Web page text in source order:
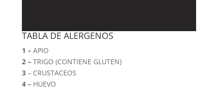
TABLA DE ALERGENOS
1 –APIO
2 –TRIGO (CONTIENE GLUTEN)
3– CRUSTACEOS
4 –HUEVO